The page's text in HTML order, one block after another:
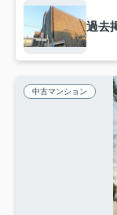
過去
中古マンション